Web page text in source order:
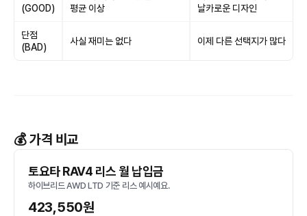
(GOOD)
평균 이상
날카로운 디자인
단점
(BAD)
사실 재미는 없다 이제 다른 선택지가 많다
💰 가격 비교
토요타 RAV4 리스 월 납입금
하이브리드 AWD LTD 기준 리스 예시예요.
423,550원